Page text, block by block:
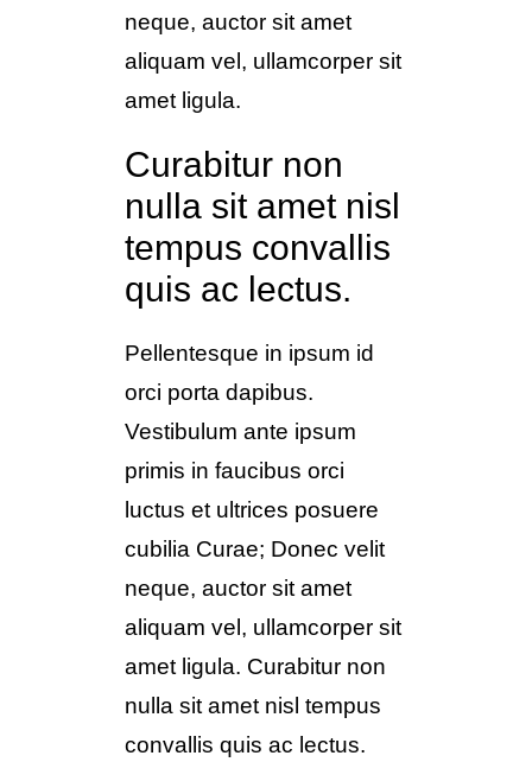
neque, auctor sit amet
aliquam vel, ullamcorper sit
amet ligula.
Curabitur non
nulla sit amet nisl
tempus convallis
quis ac lectus.
Pellentesque in ipsum id
orci porta dapibus.
Vestibulum ante ipsum
primis in faucibus orci
luctus et ultrices posuere
cubilia Curae; Donec velit
neque, auctor sit amet
aliquam vel, ullamcorper sit
amet ligula. Curabitur non
nulla sit amet nisl tempus
convallis quis ac lectus.